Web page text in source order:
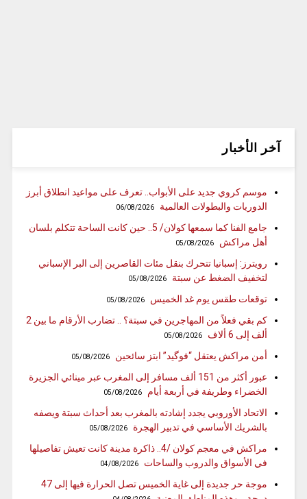
آخر الأخبار
موسم كروي جديد على الأبواب.. تعرف على مواعيد انطلاق أبرز
الدوريات والبطولات العالمية
06/08/2026
جامع الفنا كما سمعها كولان/ 5.. حين كانت الساحة تتكلم بلسان
أهل مراكش
05/08/2026
رويترز: إسبانيا تتحرك بنقل مئات القاصرين إلى البر الإسباني
لتخفيف الضغط عن سبتة
05/08/2026
توقعات طقس يوم غد الخميس 05/08/2026
كم بقي فعلاً من المهاجرين في سبتة؟ .. تضارب الأرقام ما بين 2
ألف إلى 6 ألاف
05/08/2026
أمن مراكش يعتقل “فوگيد” ابتز سائحين 05/08/2026
عبور أكثر من 151 ألف مسافر إلى المغرب عبر مينائي الجزيرة
الخضراء وطريفة في أربعة أيام
05/08/2026
الاتحاد الأوروبي يجدد إشادته بالمغرب بعد أحداث سبتة ويصفه
بالشريك الأساسي في تدبير الهجرة
05/08/2026
مراكش في معجم كولان /4.. ذاكرة مدينة كانت تعيش تفاصيلها
في الأسواق والدروب والساحات
04/08/2026
موجة حر جديدة إلى غاية الخميس تصل الحرارة فيها إلى 47